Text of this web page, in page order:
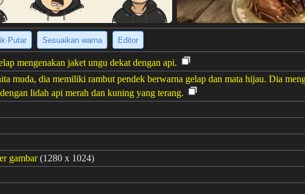
Sesuaikan warna Editor
mengenakan jaket ungu dekat dengan api.
muda, dia memiliki rambut pendek berwarna gelap dan mata hijau. Dia
lidah api merah dan kuning yang terang.
gambar (1280 x 1024)